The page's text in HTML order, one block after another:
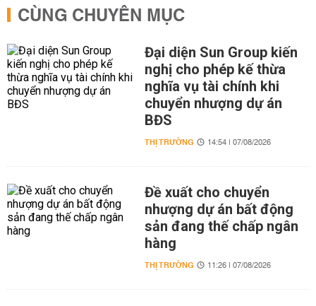
CÙNG CHUYÊN MỤC
Đại diện Sun Group kiến
nghị cho phép kế thừa
nghĩa vụ tài chính khi
chuyển nhượng dự án
BĐS
THỊ TRƯỜNG 14:54 | 07/08/2026
Đề xuất cho chuyển
nhượng dự án bất động
sản đang thế chấp ngân
hàng
THỊ TRƯỜNG 11:26 | 07/08/2026